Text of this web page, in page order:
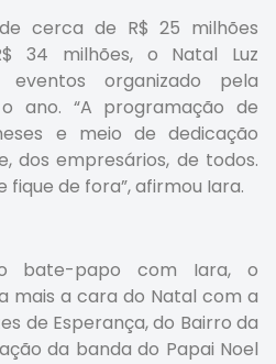
cerca de R$ 25 milhões
34 milhões, o Natal Luz
organizado pela
ano. “A programação de
e meio de dedicação
dos empresários, de todos.
fique de fora”, afirmou Iara.
bate-papo com Iara, o
mais a cara do Natal com a
de Esperança, do Bairro da
da banda do Papai Noel